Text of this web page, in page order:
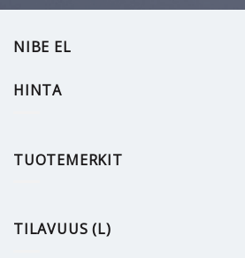
NIBE EL
HINTA
TUOTEMERKIT
TILAVUUS (L)